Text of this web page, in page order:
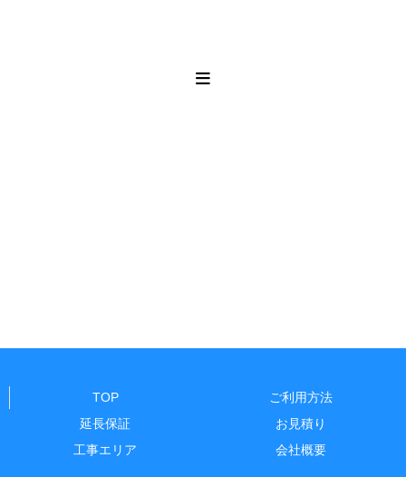
TOP
ご利用方法
延長保証
お見積り
工事エリア
会社概要